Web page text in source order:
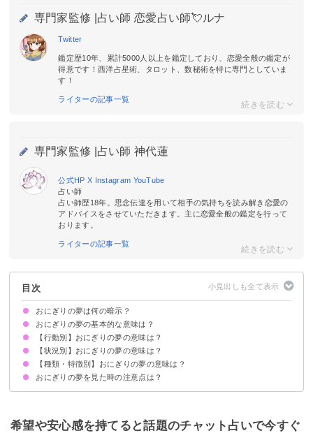
専門家監修 | 占い師 恋愛占い師💘ルナ
Twitter
鑑定歴10年、累計5000人以上を鑑定しており、恋愛全般の鑑定が
得意です！西洋占星術、タロット、数秘術を特に専門としていま
す！
ライターの記事一覧
専門家監修 | 占い師 神代蓮
公式HP X Instagram YouTube
占い師
占い師歴18年。思念伝達を用いて相手の気持ちを読み解き恋愛の
アドバイスをさせていただきます。主に恋愛全般の鑑定を行って
おります。
ライターの記事一覧
目次
おにぎりの夢は何の暗示？
おにぎりの夢の基本的な意味は？
金運UPの暗示
状況によって意味が決まる
【行動別】おにぎりの夢の意味は？
おにぎりを食べる夢【警告夢】
おにぎりを買う夢【吉夢】
おにぎりを握る夢 【吉夢】
おにぎりをあげる夢【吉夢】
おにぎりを拾う夢【吉夢】
おにぎりを捨てる夢【警告夢】
おにぎりを投げる夢【凶夢】
【状況別】おにぎりの夢の意味は？
おにぎりをもらう夢【吉夢】
おにぎりが腐る夢【凶夢】
大きいおにぎりの夢【吉夢】
大量のおにぎりの夢【吉夢】
お弁当に入ったおにぎりの夢【吉夢】
【種類・特徴別】おにぎりの夢の意味は？
白いおにぎりの夢【吉夢】
海苔つきおにぎりの夢【吉夢】
たらこのおにぎりの夢【吉夢】
鮭のおにぎりの夢【予知夢】
梅のおにぎりの夢【吉夢】
昆布のおにぎりの夢【吉夢】
焼きおにぎりの夢【吉夢】
おにぎりの夢を見た時の注意点は？
吉夢なら話さず警告夢や凶夢は人に話す
希望や安心感を持てると話題のチャット占いで今すぐ